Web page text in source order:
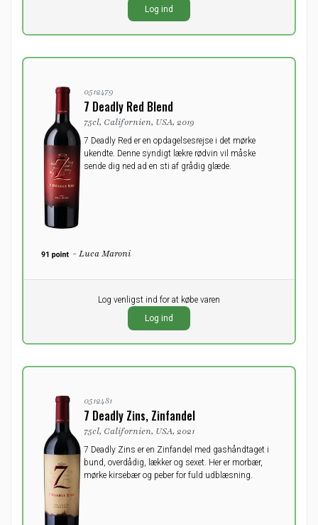
Log ind
0512479
7 Deadly Red Blend
75cl, Californien, USA, 2019
7 Deadly Red er en opdagelsesrejse i det mørke
ukendte. Denne syndigt lækre rødvin vil måske
sende dig ned ad en sti af grådig glæde.
- Luca Maroni
Log venligst ind for at købe varen
Log ind
0512481
7 Deadly Zins, Zinfandel
75cl, Californien, USA, 2021
7 Deadly Zins er en Zinfandel med gashåndtaget i
bund, overdådig, lækker og sexet. Her er morbær,
mørke kirsebær og peber for fuld udblæsning.